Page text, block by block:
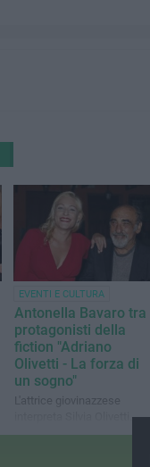
EVENTI E CULTURA
Antonella Bavaro tra
protagonisti della
fiction "Adriano
Olivetti - La forza di
un sogno"
L'attrice giovinazzese
Stasera in onda su Rai 1